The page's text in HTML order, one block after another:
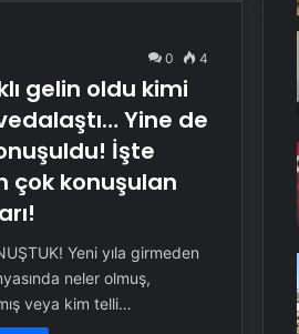
0 4
gelin oldu kimi
Yine de
İşte
çok konuşulan
Yeni yıla girmeden
neler olmuş,
veya kim telli…